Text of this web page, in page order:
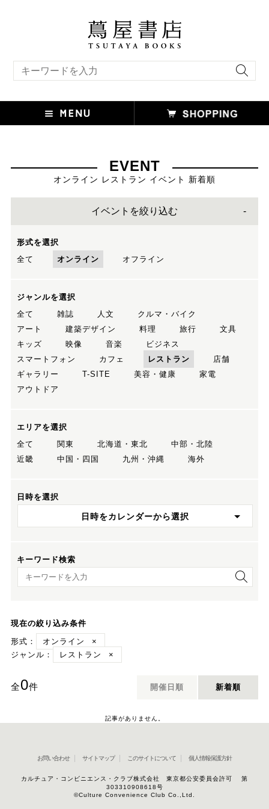
EVENT
オンライン レストラン イベント 新着順
イベントを絞り込む
形式を選択
全て
オンライン オフライン
ジャンルを選択
全て
雑誌 人文
クルマ・バイク
アート
建築デザイン 料理 旅行
文具
キッズ
映像 音楽
ビジネス
スマートフォン
カフェ レストラン
店舗
ギャラリー
T-SITE 美容・健康
家電
アウトドア
エリアを選択
全て
関東 北海道・東北
中部・北陸
近畿
中国・四国 九州・沖縄 海外
日時を選択
日時をカレンダーから選択
キーワード検索
キーワード検索
現在の絞り込み条件
形式：
オンライン
×
ジャンル：
レストラン ×
全0件 開催日順 新着順
記事がありません。
お問い合わせ サイトマップ このサイトについて 個人情報保護方針
カルチュア・コンビニエンス・クラブ株式会社 東京都公安委員会許可 第
303310908618号
©Culture Convenience Club Co.,Ltd.